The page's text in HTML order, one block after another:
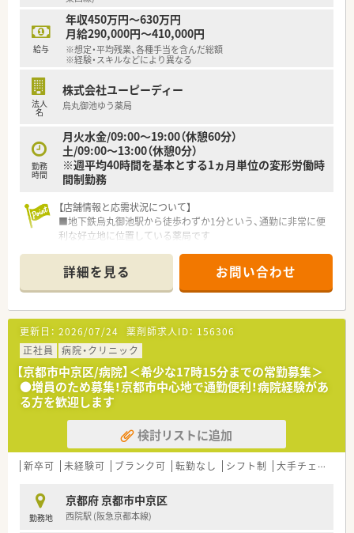
【勤務実態について】
■年間休日は123日以上を確保しており、完全週休2日制でオン
とオフのメリハリをつけられます
時間も大切にしながら勤務が可能です
■勤務シフトは基本的に固定で組まれるため、先の予定も立てや
すく、安定した生活リズムを保てます
給与
年収450万円～630万円
月給290,000円～410,000円
※想定・平均残業、各種手当を含んだ総額
※経験・スキルなどにより異なる
法人
名
株式会社ユーピーディー
烏丸御池ゆう薬局
勤務
時間
月火水金/09:00～19:00（休憩60分）
土/09:00～13:00（休憩0分）
※週平均40時間を基本とする1ヵ月単位の変形労働時
間制勤務
【店舗情報と応需状況について】
■地下鉄烏丸御池駅から徒歩わずか1分という、通勤に非常に便
利な好立地に位置している薬局です
枚から60枚程度を応需しています
■薬剤師は常に3名体制を維持しており、事務スタッフも在籍し
ているため、協力しながら業務を進めています
【募集背景と求める人物像について】
■今後の更なるサービス拡充と、より質の高い医療提供体制を強
化していくための増員募集となります
■地域に根差した医療への貢献意欲が高く、患者様とのコミュニ
ケーションを大切にできる方を歓迎します
■チームワークを尊重し、周囲のスタッフと協調しながら前向き
に業務に取り組める方を求めています
【求人情報について】
■これまでのご経験や能力を十分に考慮し、年収は415万円から
520万円の範囲で提示される予定です
ながら働くことが可能となっています
■年間休日は123日と豊富で、完全週休2日制を採用しているた
めプライベートの時間も大切にできます
詳細を見る お問い合わせ
更新日： 2026/07/24 薬剤師求人ID： 156306
正社員
病院・クリニック
【京都市中京区/病院】＜希少な17時15分までの常勤募集＞
●増員のため募集！京都市中心地で通勤便利！病院経験があ
る方を歓迎します
検討リストに追加
新卒可 未経験可 ブランク可 転勤なし シフト制 大手チェーン以外
勤務地
京都府 京都市中京区
西院駅 (阪急京都本線)